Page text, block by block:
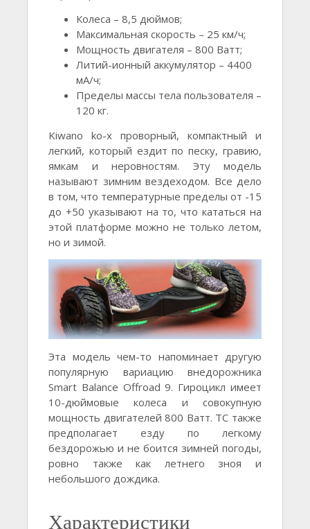
Колеса – 8,5 дюймов;
Максимальная скорость – 25 км/ч;
Мощность двигателя – 800 Ватт;
Литий-ионный аккумулятор – 4400
мА/ч;
Пределы массы тела пользователя –
120 кг.
Kiwano ko-x проворный, компактный и
легкий, который ездит по песку, гравию,
ямкам и неровностям. Эту модель
называют зимним вездеходом. Все дело
в том, что температурные пределы от -15
до +50 указывают на то, что кататься на
этой платформе можно не только летом,
но и зимой.
Эта модель чем-то напоминает другую
популярную вариацию внедорожника
Smart Balance Offroad 9. Гироцикл имеет
10-дюймовые колеса и совокупную
мощность двигателей 800 Ватт. ТС также
предполагает езду по легкому
бездорожью и не боится зимней погоды,
ровно также как летнего зноя и
небольшого дождика.
Характеристики